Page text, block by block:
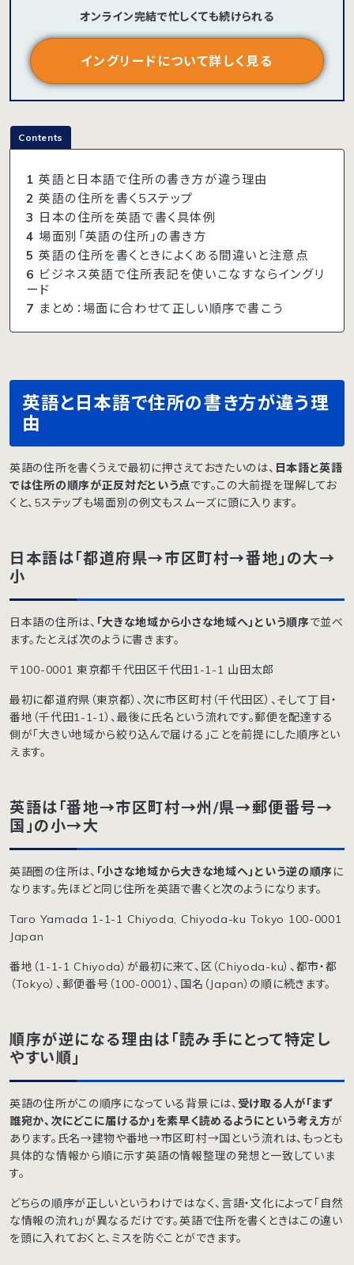
オンライン完結で忙しくても続けられる
イングリードについて詳しく見る
Contents
1 英語と日本語で住所の書き方が違う理由
2 英語の住所を書く5ステップ
3 日本の住所を英語で書く具体例
4 場面別「英語の住所」の書き方
5 英語の住所を書くときによくある間違いと注意点
6 ビジネス英語で住所表記を使いこなすならイングリ
ード
7 まとめ：場面に合わせて正しい順序で書こう
英語と日本語で住所の書き方が違う理
由
英語の住所を書くうえで最初に押さえておきたいのは、 日本語と英語
では住所の順序が正反対だという点です。この大前提を理解してお
くと、5ステップも場面別の例文もスムーズに頭に入ります。
日本語は「都道府県→市区町村→番地」の大→
小
日本語の住所は、 「大きな地域から小さな地域へ」という順序で並べ
ます。たとえば次のように書きます。
〒100-0001 東京都千代田区千代田1-1-1 山田太郎
最初に都道府県（東京都）、次に市区町村（千代田区）、そして丁目・
番地（千代田1-1-1）、最後に氏名という流れです。郵便を配達する
側が「大きい地域から絞り込んで届ける」ことを前提にした順序とい
えます。
英語は「番地→市区町村→州/県→郵便番号→
国」の小→大
英語圏の住所は、 「小さな地域から大きな地域へ」という逆の順序 に
なります。先ほどと同じ住所を英語で書くと次のようになります。
Taro Yamada 1-1-1 Chiyoda, Chiyoda-ku Tokyo 100-0001
Japan
番地（1-1-1 Chiyoda）が最初に来て、区（Chiyoda-ku）、都市・都
（Tokyo）、郵便番号（100-0001）、国名（Japan）の順に続きます。
順序が逆になる理由は「読み手にとって特定し
やすい順」
英語の住所がこの順序になっている背景には、 受け取る人が「まず
誰宛か、次にどこに届けるか」を素早く読めるようにという考え方が
あります。氏名→建物や番地→市区町村→国という流れは、もっとも
具体的な情報から順に示す英語の情報整理の発想と一致していま
す。
どちらの順序が正しいというわけではなく、言語・文化によって「自然
な情報の流れ」が異なるだけです。英語で住所を書くときはこの違い
を頭に入れておくと、ミスを防ぐことができます。